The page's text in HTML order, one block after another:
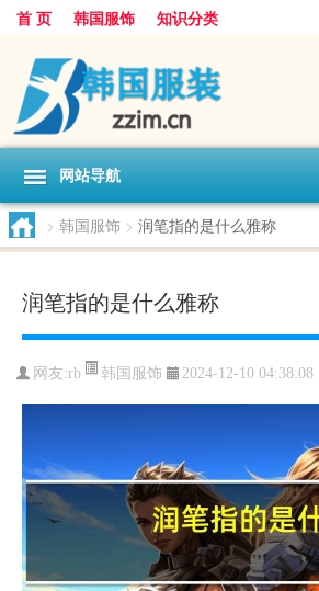
首 页 韩国服饰 知识分类
网站导航
> 韩国服饰 > 润笔指的是什么雅称
润笔指的是什么雅称
网友:rb 韩国服饰 2024-12-10 04:38:08